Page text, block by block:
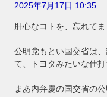
2025年7月17日 10:35
肝心なコトを、忘れてま
公明党もとい国交省は
て、トヨタみたいな仕打
まあ内弁慶の国交省の